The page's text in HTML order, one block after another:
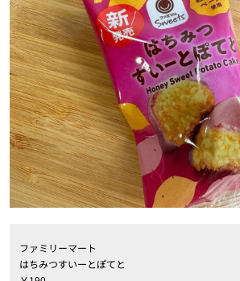
ファミリーマート
はちみつすいーとぽてと